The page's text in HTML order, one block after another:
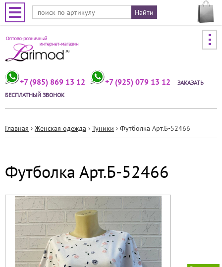
Jump to navigation
+7 (985) 869 13 12 +7 (925) 079 13 12
ЗАКАЗАТЬ
БЕСПЛАТНЫЙ ЗВОНОК
здесь
Главная › Женская одежда › Туники › Футболка Арт.Б-52466
Футболка Арт.Б-52466